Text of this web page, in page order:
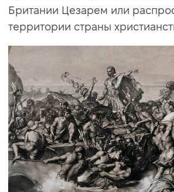
Британии Цезарем или
территории страны